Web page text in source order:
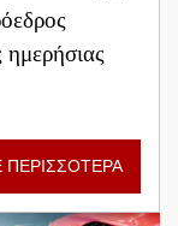
ΠΕΡΙΣΣΟΤΕΡΑ